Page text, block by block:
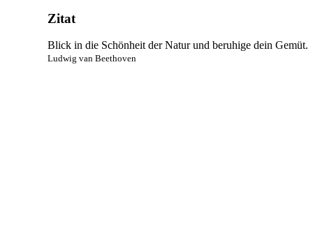
Zitat
Blick in die Schönheit der Natur und beruhige dein Gemüt.
Ludwig van Beethoven